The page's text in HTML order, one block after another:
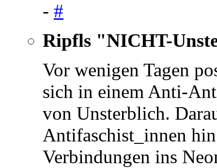
- #
Ripfls "NICHT-
Vor wenigen Tagen
sich in einem Anti-
von Unsterblich.
Antifaschist_innen
Verbindungen ins